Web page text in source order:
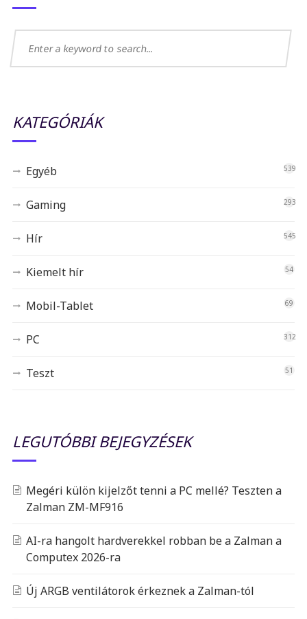
KATEGÓRIÁK
Egyéb 539
Gaming 293
Hír 545
Kiemelt hír 54
Mobil-Tablet 69
PC 312
Teszt 51
LEGUTÓBBI BEJEGYZÉSEK
Megéri külön kijelzőt tenni a PC mellé? Teszten a
Zalman ZM-MF916
AI-ra hangolt hardverekkel robban be a Zalman a
Computex 2026-ra
Új ARGB ventilátorok érkeznek a Zalman-tól